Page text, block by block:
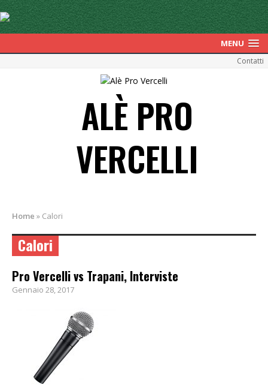
MENU
Contatti
ALÈ PRO
VERCELLI
Home » Calori
Calori
Pro Vercelli vs Trapani, Interviste
Gennaio 28, 2017